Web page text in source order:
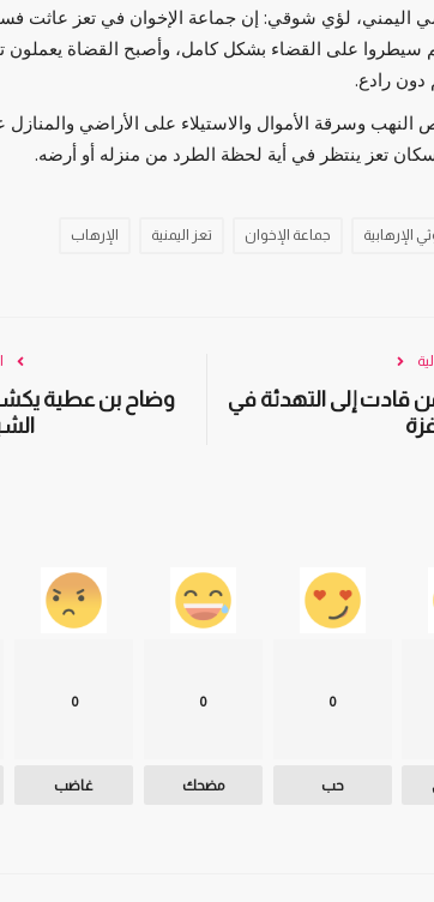
اليمني، لؤي شوقي: إن جماعة الإخوان في تعز عاثت
سيطروا على القضاء بشكل كامل، وأصبح القضاة يعملون
دون رادع.
وسرقة الأموال والاستيلاء على الأراضي
تعز ينتظر في أية لحظة الطرد من منزله أو أرضه.
الإرهابية جماعة الإخوان تعز اليمنية الإرهاب
وضاح بن عطية
إلى التهدئة في
0
حب
0
مضحك
0
غاضب
0
إطالة أمد الحرب في غزة؟.. محللون
سياسة
النيجر.. بوادر أزمة...
العرب مباشر أغسطس 28, 2023
رفضت